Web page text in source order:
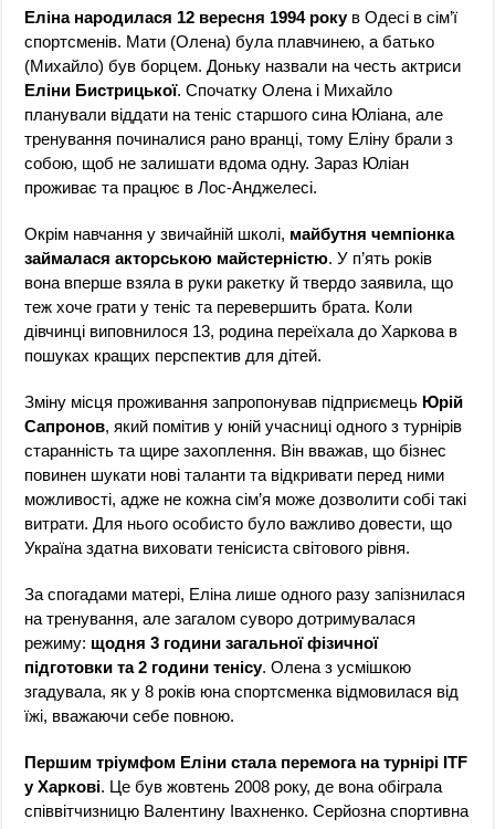
Еліна народилася 12 вересня 1994 рокув Одесі в сім’ї
спортсменів. Мати (Олена) була плавчинею, а батько
(Михайло) був борцем. Доньку назвали на честь актриси
Еліни Бистрицької. Спочатку Олена і Михайло
планували віддати на теніс старшого сина Юліана, але
тренування починалися рано вранці, тому Еліну брали з
собою, щоб не залишати вдома одну. Зараз Юліан
проживає та працює в Лос-Анджелесі.
Окрім навчання у звичайній школі, майбутня чемпіонка
займалася акторською майстерністю. У п’ять років
вона вперше взяла в руки ракетку й твердо заявила, що
теж хоче грати у теніс та перевершить брата. Коли
дівчинці виповнилося 13, родина переїхала до Харкова в
пошуках кращих перспектив для дітей.
Зміну місця проживання запропонував підприємець Юрій
Сапронов, який помітив у юній учасниці одного з турнірів
старанність та щире захоплення. Він вважав, що бізнес
повинен шукати нові таланти та відкривати перед ними
можливості, адже не кожна сім’я може дозволити собі такі
витрати. Для нього особисто було важливо довести, що
Україна здатна виховати тенісиста світового рівня.
За спогадами матері, Еліна лише одного разу запізнилася
на тренування, але загалом суворо дотримувалася
режиму: щодня 3 години загальної фізичної
підготовки та 2 години тенісу. Олена з усмішкою
згадувала, як у 8 років юна спортсменка відмовилася від
їжі, вважаючи себе повною.
Першим тріумфом Еліни стала перемога на турнірі ITF
у Харкові. Це був жовтень 2008 року, де вона обіграла
співвітчизницю Валентину Івахненко. Серйозна спортивна